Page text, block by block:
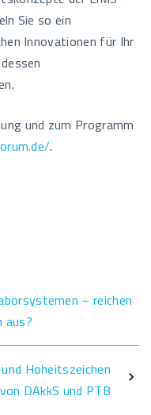
Sie so ein
Innovationen für Ihr
und zum Programm
.
– reichen
aus?
Hoheitszeichen
von DAkkS und PTB